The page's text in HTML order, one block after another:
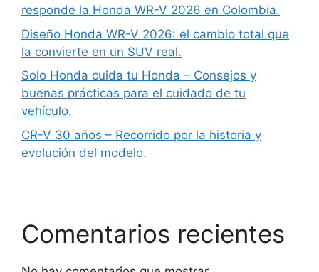
responde la Honda WR-V 2026 en Colombia.
Diseño Honda WR-V 2026: el cambio total que
la convierte en un SUV real.
Solo Honda cuida tu Honda – Consejos y
buenas prácticas para el cuidado de tu
vehículo.
CR-V 30 años – Recorrido por la historia y
evolución del modelo.
Comentarios recientes